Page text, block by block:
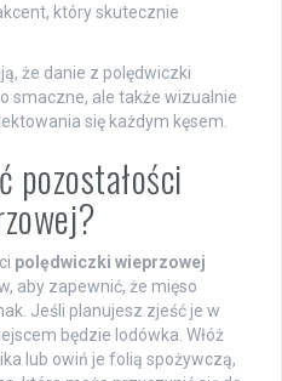
który skutecznie
że danie z polędwiczki
smaczne, ale także wizualnie
się każdym kęsem.
pozostałości
polędwiczki wieprzowej
aby zapewnić, że mięso
Jeśli planujesz zjeść je w
będzie lodówka. Włóż
lub owiń je folią spożywczą,